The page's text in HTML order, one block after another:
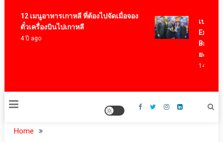
BossMagazinesThailand
12 เมนูอาหารเกาหลี ที่ต้องไปจัดเมื่อจอง
ตั๋วเครื่องบินไปเกาหลี
4 ปี ago
เบอร์แท
Export
Brand ต
ยงเพียวใ
14 ชั่วโมง
Home